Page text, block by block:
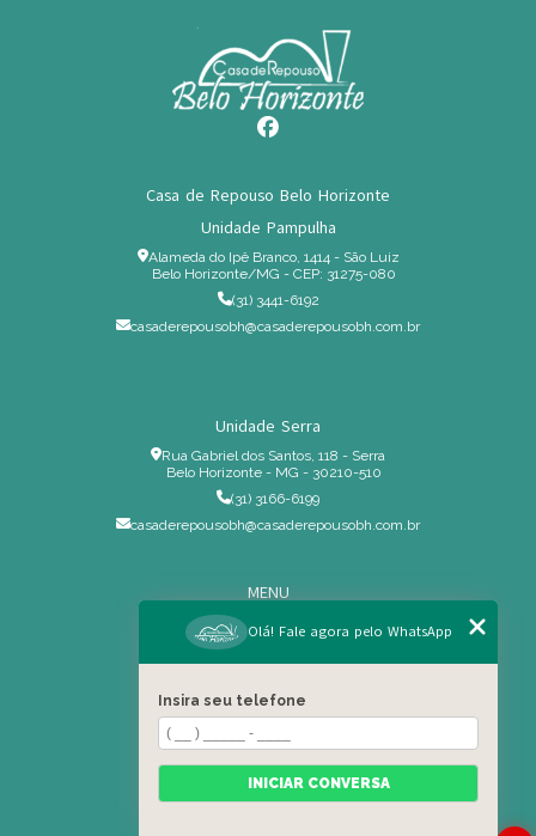
Casa de Repouso Belo Horizonte
Unidade Pampulha
Alameda do Ipê Branco, 1414 - São Luiz
Belo Horizonte/MG - CEP: 31275-080
(31) 3441-6192
casaderepousobh@casaderepousobh.com.br
Unidade Serra
Rua Gabriel dos Santos, 118 - Serra
Belo Horizonte - MG - 30210-510
(31) 3166-6199
casaderepousobh@casaderepousobh.com.br
MENU
Home
Institucional
Serviços Especiais
Blog
Residência
Olá! Fale agora pelo WhatsApp
Insira seu telefone
INICIAR CONVERSA